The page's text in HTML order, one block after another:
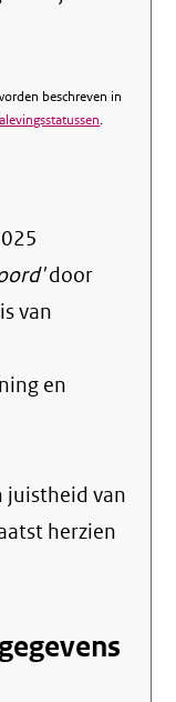
beschreven in
.
door
van
en
juistheid van
herzien